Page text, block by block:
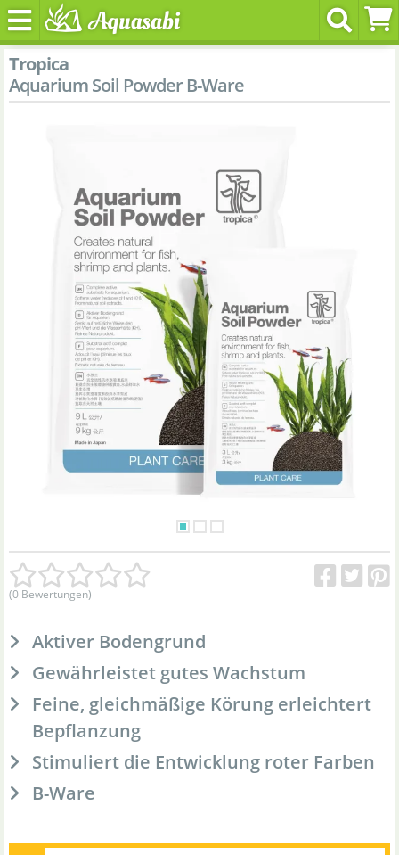
Tropica
Aquarium Soil Powder B-Ware
(0 Bewertungen)
Aktiver Bodengrund
Gewährleistet gutes Wachstum
Feine, gleichmäßige Körung erleichtert
Bepflanzung
Stimuliert die Entwicklung roter Farben
B-Ware